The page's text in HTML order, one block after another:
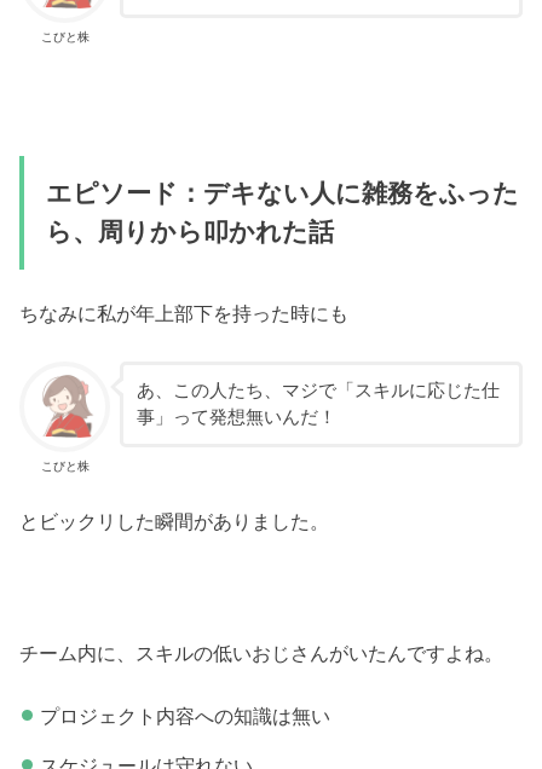
こびと株
エピソード：デキない人に雑務をふった
ら、周りから叩かれた話
ちなみに私が年上部下を持った時にも
こびと株
あ、この人たち、マジで「スキルに応じた仕
事」って発想無いんだ！
とビックリした瞬間がありました。
チーム内に、スキルの低いおじさんがいたんですよね。
プロジェクト内容への知識は無い